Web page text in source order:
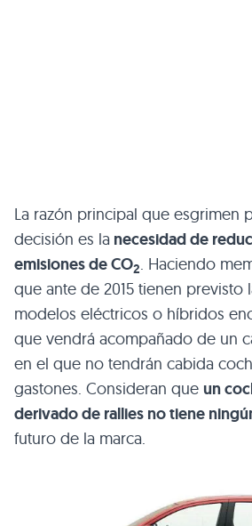
La razón principal que esgrimen
decisión es la necesidad de
emisiones de CO2. Haciendo
que ante de 2015 tienen previsto
modelos eléctricos o híbridos
que vendrá acompañado de un
en el que no tendrán cabida
gastones. Consideran que un
derivado de rallies no tiene
futuro de la marca.